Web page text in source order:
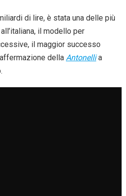
di lire, è stata una delle più
il modello per
il maggior successo
della Antonellia